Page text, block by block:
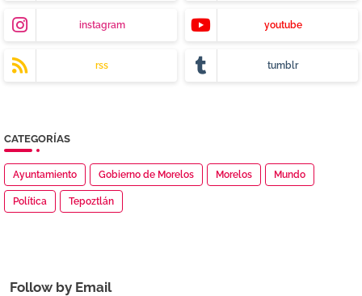
instagram youtube
rss tumblr
CATEGORÍAS
Ayuntamiento Gobierno de Morelos Morelos Mundo
Política Tepoztlán
Follow by Email